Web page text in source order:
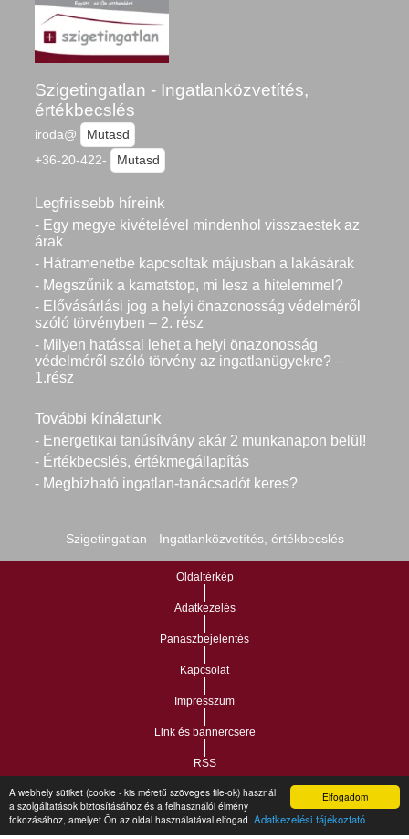
Elfogadom
A webhely sütiket (cookie - kis méretű szöveges file-ok) használ
a szolgáltatások biztosításához és a felhasználói élmény
fokozásához, amelyet Ön az oldal használatával elfogad. Adatkezelési tájékoztató
Szigetingatlan - Ingatlanközvetítés,
értékbecslés
iroda@
Mutasd
+36-20-422-
Mutasd
Legfrissebb híreink
- Egy megye kivételével mindenhol visszaestek az
árak
- Hátramenetbe kapcsoltak májusban a lakásárak
- Megszűnik a kamatstop, mi lesz a hitelemmel?
- Elővásárlási jog a helyi önazonosság védelméről
szóló törvényben – 2. rész
- Milyen hatással lehet a helyi önazonosság
védelméről szóló törvény az ingatlanügyekre? –
1.rész
További kínálatunk
- Energetikai tanúsítvány akár 2 munkanapon belül!
- Értékbecslés, értékmegállapítás
- Megbízható ingatlan-tanácsadót keres?
Szigetingatlan - Ingatlanközvetítés, értékbecslés
Oldaltérkép
Adatkezelés
Panaszbejelentés
Kapcsolat
Impresszum
Link és bannercsere
RSS
Copyright © 2021.Vár-Köz Kft. - Ingatlan nyilvántartó, ügyviteli és
adminisztrációs szoftver